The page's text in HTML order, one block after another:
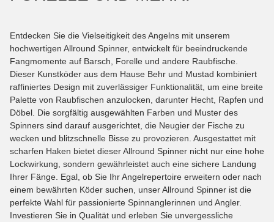
Entdecken Sie die Vielseitigkeit des Angelns mit unserem
hochwertigen Allround Spinner, entwickelt für beeindruckende
Fangmomente auf Barsch, Forelle und andere Raubfische.
Dieser Kunstköder aus dem Hause Behr und Mustad kombiniert
raffiniertes Design mit zuverlässiger Funktionalität, um eine breite
Palette von Raubfischen anzulocken, darunter Hecht, Rapfen und
Döbel. Die sorgfältig ausgewählten Farben und Muster des
Spinners sind darauf ausgerichtet, die Neugier der Fische zu
wecken und blitzschnelle Bisse zu provozieren. Ausgestattet mit
scharfen Haken bietet dieser Allround Spinner nicht nur eine hohe
Lockwirkung, sondern gewährleistet auch eine sichere Landung
Ihrer Fänge. Egal, ob Sie Ihr Angelrepertoire erweitern oder nach
einem bewährten Köder suchen, unser Allround Spinner ist die
perfekte Wahl für passionierte Spinnanglerinnen und Angler.
Investieren Sie in Qualität und erleben Sie unvergessliche